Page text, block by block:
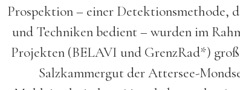
Prospektion – einer Detektionsmethode,
und Techniken bedient – wurden im
Projekten (BELAVI und GrenzRad*)
Salzkammergut der Attersee-